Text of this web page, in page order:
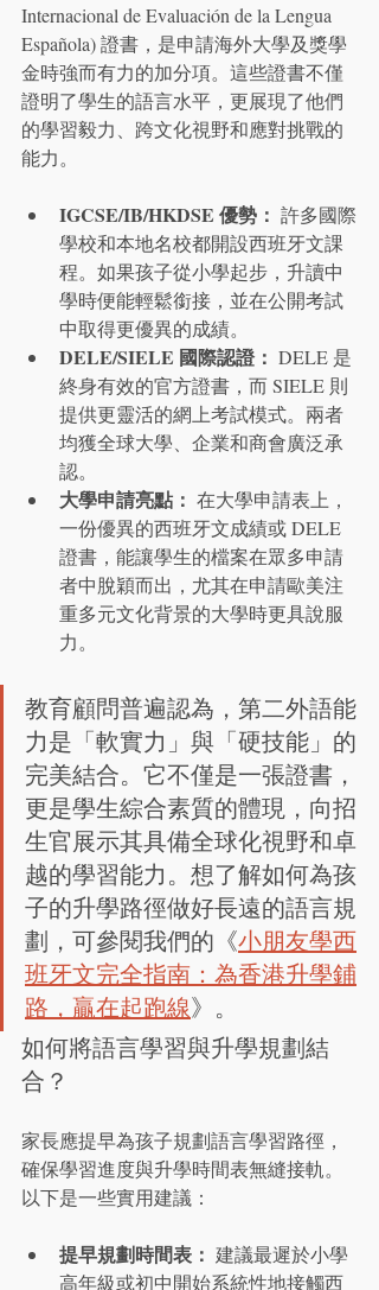
Internacional de Evaluación de la Lengua
Española) 證書，是申請海外大學及獎學
金時強而有力的加分項。這些證書不僅
證明了學生的語言水平，更展現了他們
的學習毅力、跨文化視野和應對挑戰的
能力。
IGCSE/IB/HKDSE 優勢： 許多國際
學校和本地名校都開設西班牙文課
程。如果孩子從小學起步，升讀中
學時便能輕鬆銜接，並在公開考試
中取得更優異的成績。
DELE/SIELE 國際認證： DELE 是
終身有效的官方證書，而 SIELE 則
提供更靈活的網上考試模式。兩者
均獲全球大學、企業和商會廣泛承
認。
大學申請亮點： 在大學申請表上，
一份優異的西班牙文成績或 DELE
證書，能讓學生的檔案在眾多申請
者中脫穎而出，尤其在申請歐美注
重多元文化背景的大學時更具說服
力。
教育顧問普遍認為，第二外語能
力是「軟實力」與「硬技能」的
完美結合。它不僅是一張證書，
更是學生綜合素質的體現，向招
生官展示其具備全球化視野和卓
越的學習能力。想了解如何為孩
子的升學路徑做好長遠的語言規
劃，可參閱我們的《小朋友學西
班牙文完全指南：為香港升學鋪
路，贏在起跑線》。
如何將語言學習與升學規劃結
合？
家長應提早為孩子規劃語言學習路徑，
確保學習進度與升學時間表無縫接軌。
以下是一些實用建議：
提早規劃時間表： 建議最遲於小學
高年級或初中開始系統性地接觸西